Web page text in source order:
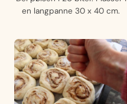
en langpanne 30 x 40 cm.